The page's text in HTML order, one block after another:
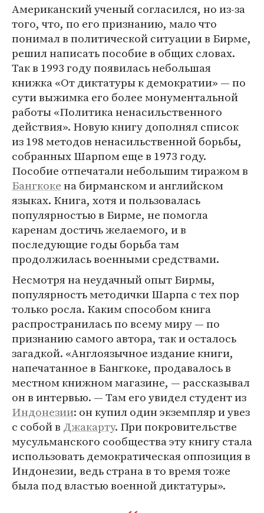
Американский ученый согласился, но из-за
того, что, по его признанию, мало что
понимал в политической ситуации в Бирме,
решил написать пособие в общих словах.
Так в 1993 году появилась небольшая
книжка «От диктатуры к демократии» — по
сути выжимка его более монументальной
работы «Политика ненасильственного
действия». Новую книгу дополнял список
из 198 методов ненасильственной борьбы,
собранных Шарпом еще в 1973 году.
Пособие отпечатали небольшим тиражом в
Бангкокена бирманском и английском
языках. Книга, хотя и пользовалась
популярностью в Бирме, не помогла
каренам достичь желаемого, и в
последующие годы борьба там
продолжилась военными средствами.
Несмотря на неудачный опыт Бирмы,
популярность методички Шарпа с тех пор
только росла. Каким способом книга
распространилась по всему миру — по
признанию самого автора, так и осталось
загадкой. «Англоязычное издание книги,
напечатанное в Бангкоке, продавалось в
местном книжном магазине, — рассказывал
он в интервью. — Там его увидел студент из
Индонезии: он купил один экземпляр и увез
с собой в Джакарту. При покровительстве
мусульманского сообщества эту книгу стала
использовать демократическая оппозиция в
Индонезии, ведь страна в то время тоже
была под властью военной диктатуры».